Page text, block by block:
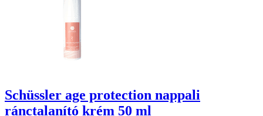
Schüssler age protection nappali
ránctalanító krém 50 ml